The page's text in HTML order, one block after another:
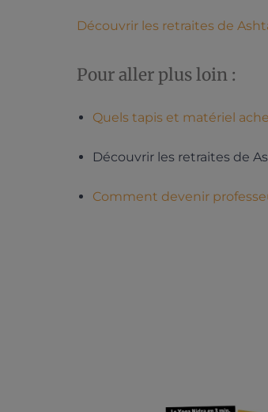
Découvrir les retraites de
Pour aller plus loin :
Quels tapis et matériel
Découvrir les retraites de
Comment devenir